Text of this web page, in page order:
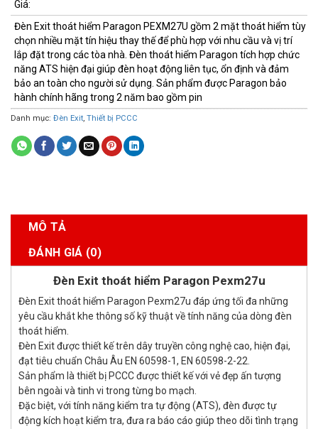
Đèn Exit thoát hiểm Paragon PEXM27U gồm 2 mặt thoát hiểm tùy
chọn nhiều mặt tín hiệu thay thế để phù hợp với nhu cầu và vị trí
lắp đặt trong các tòa nhà. Đèn thoát hiểm Paragon tích hợp chức
năng ATS hiện đại giúp đèn hoạt động liên tục, ổn định và đảm
bảo an toàn cho người sử dụng. Sản phẩm được Paragon bảo
hành chính hãng trong 2 năm bao gồm pin
Danh mục: Đèn Exit, Thiết bị PCCC
MÔ TẢ
ĐÁNH GIÁ (0)
Đèn Exit thoát hiểm Paragon Pexm27u
Đèn Exit thoát hiểm Paragon Pexm27u đáp ứng tối đa những
yêu cầu khắt khe thông số kỹ thuật về tính năng của dòng đèn
thoát hiểm.
Đèn Exit được thiết kế trên dây truyền công nghệ cao, hiện đại,
đạt tiêu chuẩn Châu Âu EN 60598-1, EN 60598-2-22.
Sản phẩm là thiết bị PCCC được thiết kế với vẻ đẹp ấn tượng
bên ngoài và tinh vi trong từng bo mạch.
Đặc biệt, với tính năng kiểm tra tự động (ATS), đèn được tự
động kích hoạt kiểm tra, đưa ra báo cáo giúp theo dõi tình trạng